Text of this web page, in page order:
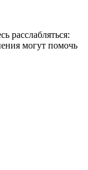
расслабляться:
могут помочь